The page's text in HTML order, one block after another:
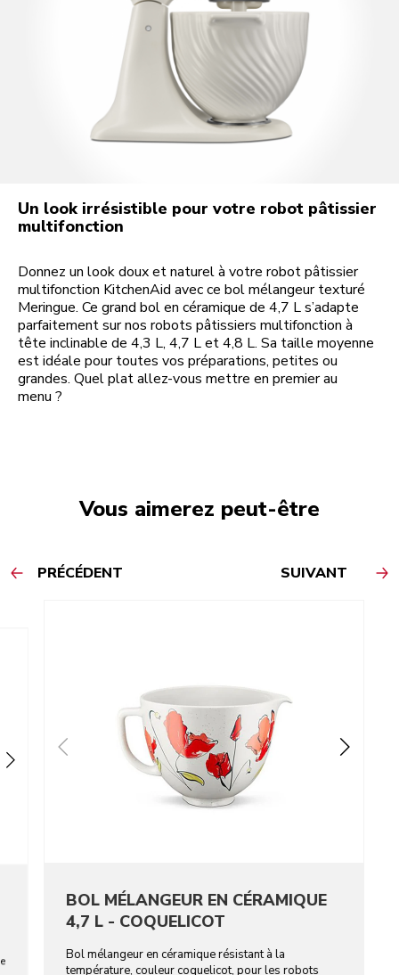
Un look irrésistible pour votre robot pâtissier
multifonction
Donnez un look doux et naturel à votre robot pâtissier
multifonction KitchenAid avec ce bol mélangeur texturé
Meringue. Ce grand bol en céramique de 4,7 L s’adapte
parfaitement sur nos robots pâtissiers multifonction à
tête inclinable de 4,3 L, 4,7 L et 4,8 L. Sa taille moyenne
est idéale pour toutes vos préparations, petites ou
grandes. Quel plat allez-vous mettre en premier au
menu ?
Vous aimerez peut-être
PRÉCÉDENT SUIVANT
BOL MÉLANGEUR EN CÉRAMIQUE
4,7 L - COQUELICOT
Bol mélangeur en céramique résistant à la
température, couleur coquelicot, pour les robots